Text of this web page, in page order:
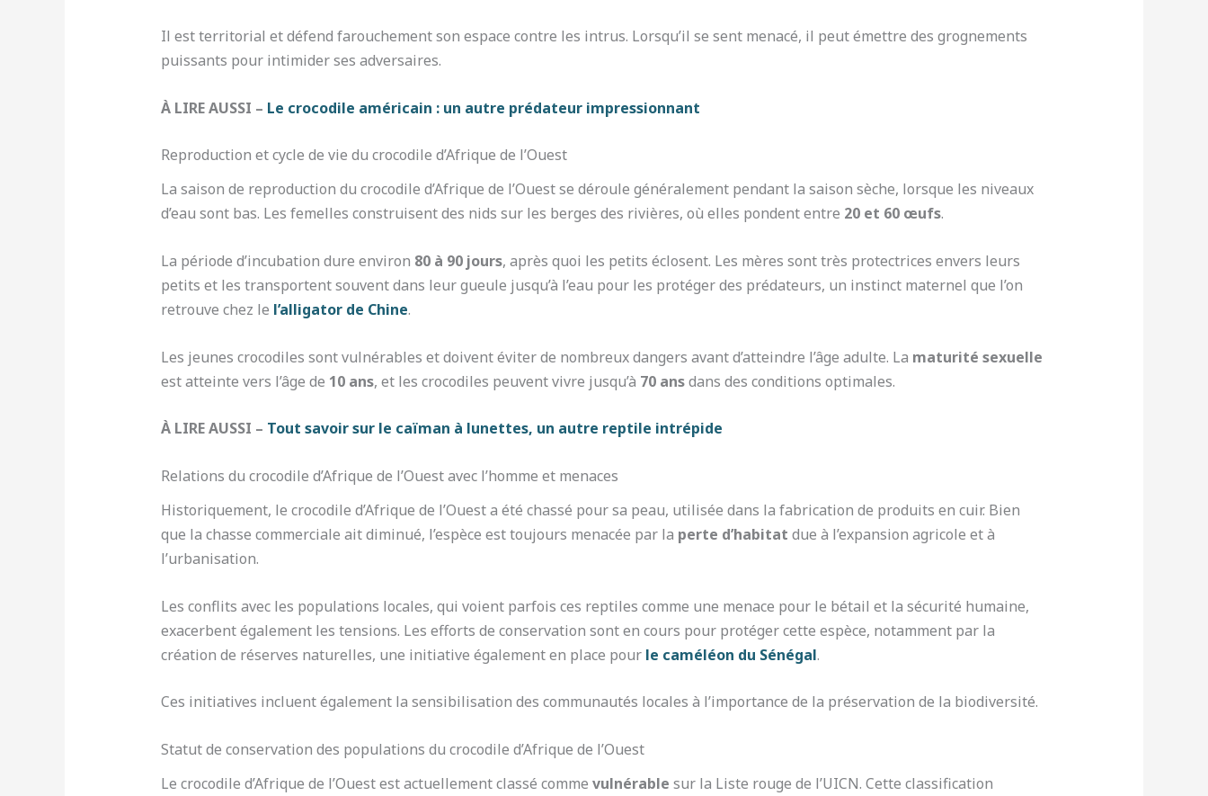
Il est territorial et défend farouchement son espace contre les intrus. Lorsqu’il se sent menacé, il peut émettre des grognements
puissants pour intimider ses adversaires.
À LIRE AUSSI – Le crocodile américain : un autre prédateur impressionnant
Reproduction et cycle de vie du crocodile d’Afrique de l’Ouest
La saison de reproduction du crocodile d’Afrique de l’Ouest se déroule généralement pendant la saison sèche, lorsque les niveaux
d’eau sont bas. Les femelles construisent des nids sur les berges des rivières, où elles pondent entre 20 et 60 œufs.
La période d’incubation dure environ 80 à 90 jours, après quoi les petits éclosent. Les mères sont très protectrices envers leurs
petits et les transportent souvent dans leur gueule jusqu’à l’eau pour les protéger des prédateurs, un instinct maternel que l’on
retrouve chez le l’alligator de Chine.
Les jeunes crocodiles sont vulnérables et doivent éviter de nombreux dangers avant d’atteindre l’âge adulte. La maturité sexuelle
est atteinte vers l’âge de 10 ans, et les crocodiles peuvent vivre jusqu’à 70 ansdans des conditions optimales.
À LIRE AUSSI – Tout savoir sur le caïman à lunettes, un autre reptile intrépide
Relations du crocodile d’Afrique de l’Ouest avec l’homme et menaces
Historiquement, le crocodile d’Afrique de l’Ouest a été chassé pour sa peau, utilisée dans la fabrication de produits en cuir. Bien
que la chasse commerciale ait diminué, l’espèce est toujours menacée par la perte d’habitat due à l’expansion agricole et à
l’urbanisation.
Les conflits avec les populations locales, qui voient parfois ces reptiles comme une menace pour le bétail et la sécurité humaine,
exacerbent également les tensions. Les efforts de conservation sont en cours pour protéger cette espèce, notamment par la
création de réserves naturelles, une initiative également en place pour le caméléon du Sénégal.
Ces initiatives incluent également la sensibilisation des communautés locales à l’importance de la préservation de la biodiversité.
Statut de conservation des populations du crocodile d’Afrique de l’Ouest
Le crocodile d’Afrique de l’Ouest est actuellement classé comme vulnérable sur la Liste rouge de l’UICN. Cette classification